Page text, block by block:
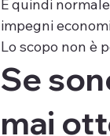
È quindi
impegni
Lo scopo non è
Se
mai